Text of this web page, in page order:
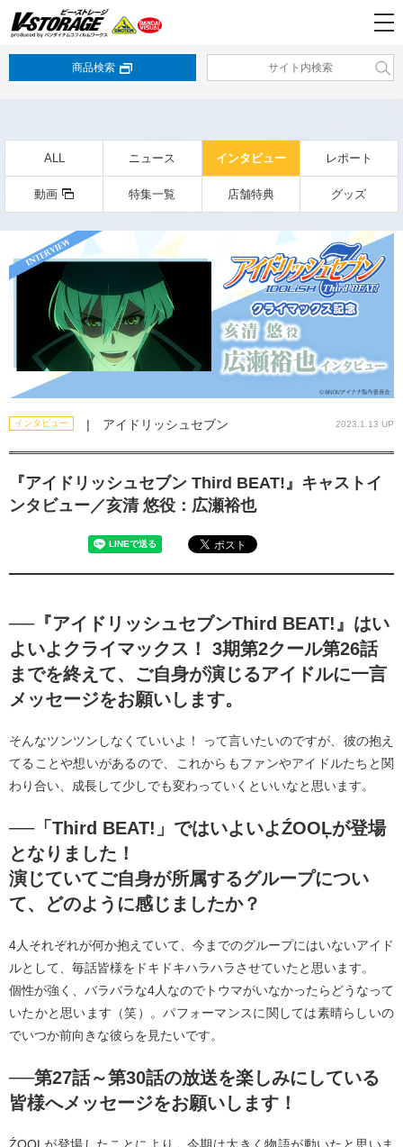
商品検索
ALL ニュース インタビュー レポート
動画 特集一覧 店舗特典 グッズ
インタビュー | アイドリッシュセブン 2023.1.13 UP
『アイドリッシュセブン Third BEAT!』キャストイ
ンタビュー／亥清 悠役：広瀬裕也
──『アイドリッシュセブンThird BEAT!』はい
よいよクライマックス！ 3期第2クール第26話
までを終えて、ご自身が演じるアイドルに一言
メッセージをお願いします。
そんなツンツンしなくていいよ！ って言いたいのですが、彼の抱え
てることや想いがあるので、これからもファンやアイドルたちと関
わり合い、成長して少しでも変わっていくといいなと思います。
──「Third BEAT!」ではいよいよŹOOĻが登場
となりました！
演じていてご自身が所属するグループについ
て、どのように感じましたか？
4人それぞれが何か抱えていて、今までのグループにはいないアイド
ルとして、毎話皆様をドキドキハラハラさせていたと思います。
個性が強く、バラバラな4人なのでトウマがいなかったらどうなって
いたかと思います（笑）。パフォーマンスに関しては素晴らしいの
でいつか前向きな彼らを見たいです。
──第27話～第30話の放送を楽しみにしている
皆様へメッセージをお願いします！